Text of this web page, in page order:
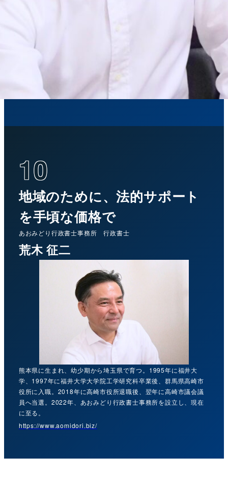
10
地域のために、法的サポート
を手頃な価格で
あおみどり行政書士事務所 行政書士
荒木 征二
熊本県に生まれ、幼少期から埼玉県で育つ。1995年に福井大
学、1997年に福井大学大学院工学研究科卒業後、群馬県高崎市
役所に入職。2018年に高崎市役所退職後、翌年に高崎市議会議
員へ当選。2022年、あおみどり行政書士事務所を設立し、現在
に至る。
https://www.aomidori.biz/